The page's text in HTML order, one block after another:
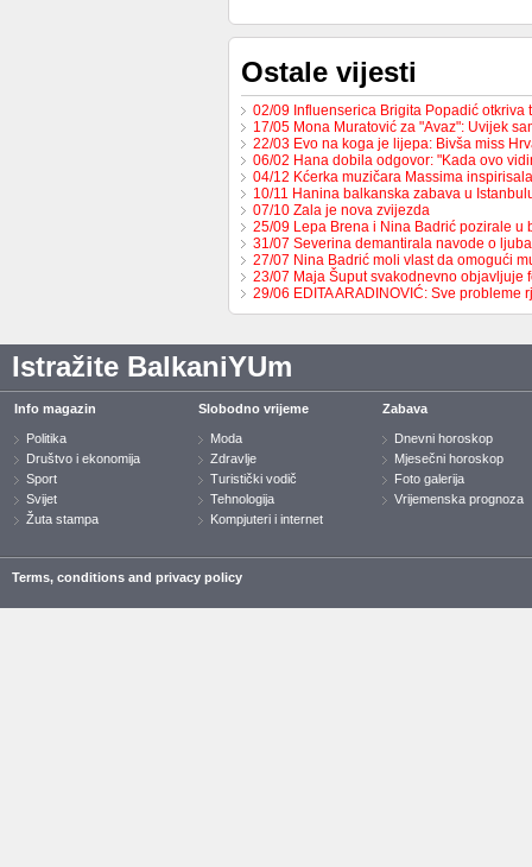
Ostale vijesti
02/09 Influenserica Brigita Popadić
17/05 Mona Muratović za "Avaz": Uvijek
22/03 Evo na koga je lijepa: Bivša miss
06/02 Hana dobila odgovor: "Kada ovo
04/12 Kćerka muzičara Massima
10/11 Hanina balkanska zabava u
07/10 Zala je nova zvijezda
25/09 Lepa Brena i Nina Badrić pozirale u
31/07 Severina demantirala navode o
27/07 Nina Badrić moli vlast da omogući
23/07 Maja Šuput svakodnevno objavljuje
29/06 EDITA ARADINOVIĆ: Sve
Istražite BalkaniYUm
Info magazin
Politika
Društvo i ekonomija
Sport
Svijet
Žuta stampa
Slobodno vrijeme
Moda
Zdravlje
Turistički vodič
Tehnologija
Kompjuteri i internet
Zabava
Dnevni horoskop
Mjesečni horoskop
Foto galerija
Vrijemenska prognoza
Terms, conditions and privacy policy